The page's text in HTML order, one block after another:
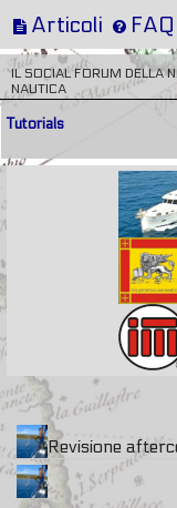
Articoli FAQ
IL SOCIAL FORUM DELLA
NAUTICA
Tutorials
Revisione